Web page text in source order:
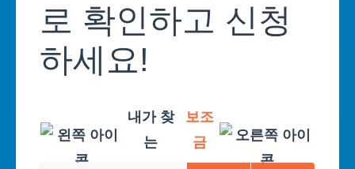
로 확인하고 신청
하세요!
내가 찾
는
보조
금